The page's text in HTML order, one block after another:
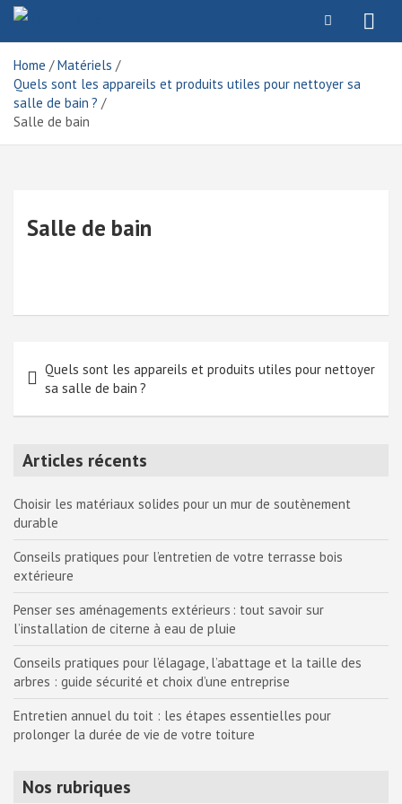
Skip
content
Typouype
Home
Matériels
Quels sont les appareils et produits utiles pour nettoyer sa
salle de bain ?
Salle de bain
Salle de bain
de
l’article
Quels sont les appareils et produits utiles pour nettoyer
sa salle de bain ?
Articles récents
Choisir les matériaux solides pour un mur de soutènement
durable
Conseils pratiques pour l’entretien de votre terrasse bois
extérieure
Penser ses aménagements extérieurs : tout savoir sur
l’installation de citerne à eau de pluie
Conseils pratiques pour l’élagage, l’abattage et la taille des
arbres : guide sécurité et choix d’une entreprise
Entretien annuel du toit : les étapes essentielles pour
prolonger la durée de vie de votre toiture
Nos rubriques